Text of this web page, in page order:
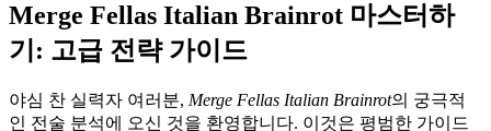
Merge Fellas Italian Brainrot 마스터하
기: 고급 전략 가이드
야심 찬 실력자 여러분, Merge Fellas Italian Brainrot의 궁극적
인 전술 분석에 오신 것을 환영합니다. 이것은 평범한 가이드